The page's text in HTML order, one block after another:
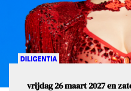
vrijdag 26 maart 2027en